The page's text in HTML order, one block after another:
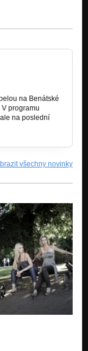
na Benátské
programu
na poslední
všechny novinky